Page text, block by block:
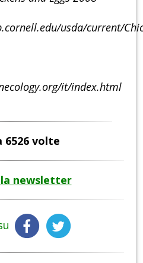
usda/current/
it/index.html
6526 volte
newsletter